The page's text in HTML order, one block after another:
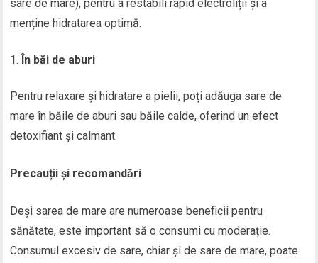
sare de mare), pentru a restabili rapid electroliții și a
menține hidratarea optimă.
În băi de aburi
Pentru relaxare și hidratare a pielii, poți adăuga sare de
mare în băile de aburi sau băile calde, oferind un efect
detoxifiant și calmant.
Precauții și recomandări
Deși sarea de mare are numeroase beneficii pentru
sănătate, este important să o consumi cu moderație.
Consumul excesiv de sare, chiar și de sare de mare, poate